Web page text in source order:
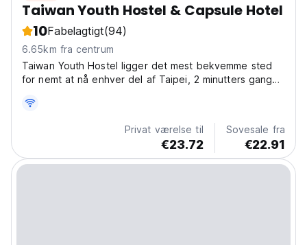
Taiwan Youth Hostel & Capsule Hotel
10Fabelagtigt(94)
6.65km fra centrum
Taiwan Youth Hostel ligger det mest bekvemme sted
for nemt at nå enhver del af Taipei, 2 minutters gang
Railway Station.
Privat værelse til
€23.72
Sovesale fra
€22.91